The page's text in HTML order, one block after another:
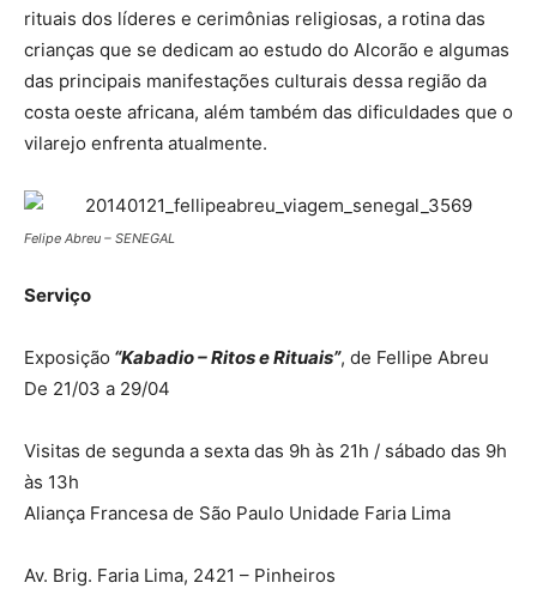
rituais dos líderes e cerimônias religiosas, a rotina das
crianças que se dedicam ao estudo do Alcorão e algumas
das principais manifestações culturais dessa região da
costa oeste africana, além também das dificuldades que o
vilarejo enfrenta atualmente.
Felipe Abreu – SENEGAL
Serviço
Exposição “Kabadio – Ritos e Rituais”, de Fellipe Abreu
De 21/03 a 29/04
Visitas de segunda a sexta das 9h às 21h / sábado das 9h
às 13h
Aliança Francesa de São Paulo Unidade Faria Lima
Av. Brig. Faria Lima, 2421 – Pinheiros